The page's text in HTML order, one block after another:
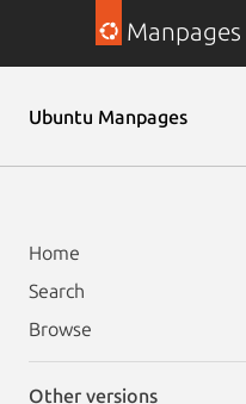
Manpages
Ubuntu Manpages
Home
Search
Browse
Other versions